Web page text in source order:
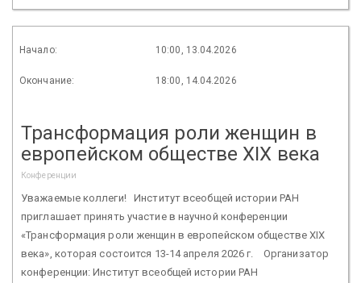
Начало: 10:00, 13.04.2026
Окончание: 18:00, 14.04.2026
Трансформация роли женщин в
европейском обществе XIX века
Конференции
Уважаемые коллеги! Институт всеобщей истории РАН
приглашает принять участие в научной конференции
«Трансформация роли женщин в европейском обществе XIX
века», которая состоится 13-14 апреля 2026 г. Организатор
конференции: Институт всеобщей истории РАН